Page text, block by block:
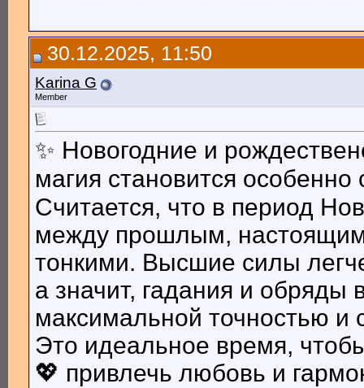
30.12.2025, 11:50
Karina G
Member
✨ Новогодние и
магия становится особенно
Считается, что в период
между прошлым,
тонкими. Высшие силы
а значит, гадания и обряды
максимальной точностью и
Это идеальное время,
💖 привлечь любовь и